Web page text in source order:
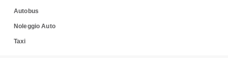
Autobus
Noleggio Auto
Taxi